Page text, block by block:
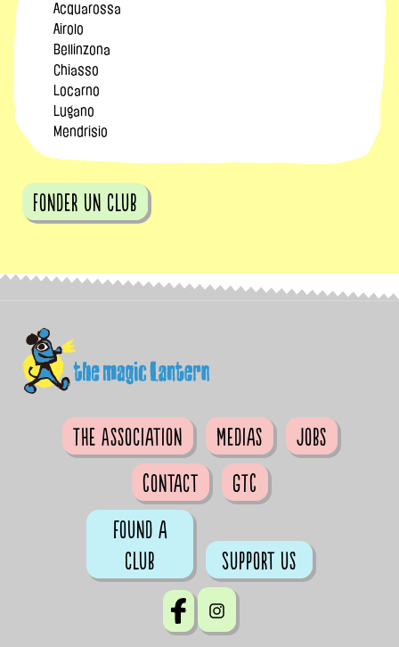
Acquarossa
Airolo
Bellinzona
Chiasso
Locarno
Lugano
Mendrisio
fonder un club
The Association Medias
Jobs
Contact
GTC
Found a
club
Support us